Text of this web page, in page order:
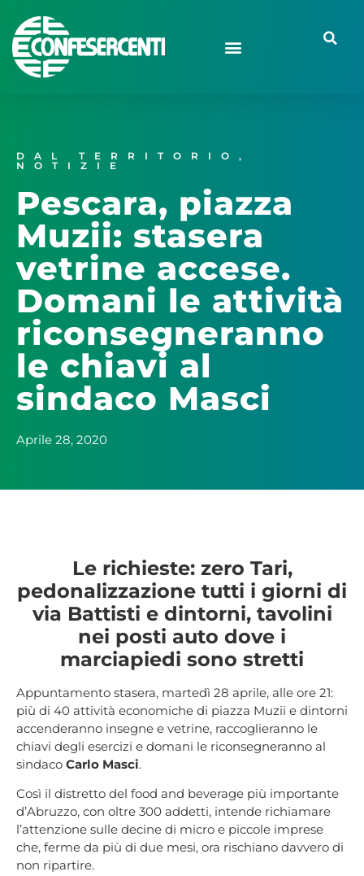
DAL TERRITORIO ,
NOTIZIE
Pescara, piazza
Muzii: stasera
vetrine accese.
Domani le attività
riconsegneranno
le chiavi al
sindaco Masci
Aprile 28, 2020
Le richieste: zero Tari,
pedonalizzazione tutti i giorni di
via Battisti e dintorni, tavolini
nei posti auto dove i
marciapiedi sono stretti
Appuntamento stasera, martedì 28 aprile, alle ore 21:
più di 40 attività economiche di piazza Muzii e dintorni
accenderanno insegne e vetrine, raccoglieranno le
chiavi degli esercizi e domani le riconsegneranno al
sindaco Carlo Masci.
Così il distretto del food and beverage più importante
d’Abruzzo, con oltre 300 addetti, intende richiamare
l’attenzione sulle decine di micro e piccole imprese
che, ferme da più di due mesi, ora rischiano davvero di
non ripartire.